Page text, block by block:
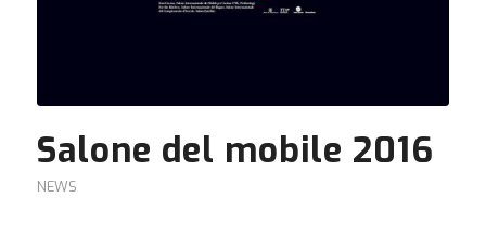
Salone del mobile 2016
NEWS